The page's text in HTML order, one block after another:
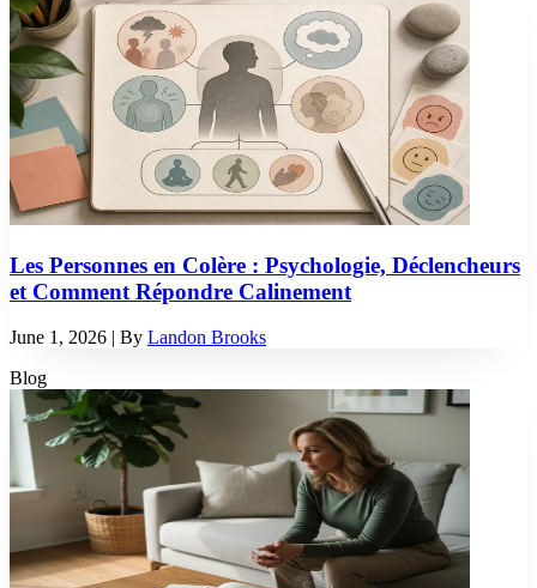
Les Personnes en Colère : Psychologie, Déclencheurs
et Comment Répondre Calinement
June 1, 2026 | By Landon Brooks
Blog